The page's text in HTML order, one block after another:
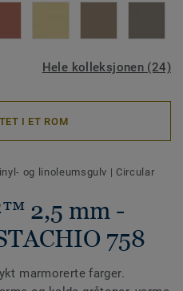
Hele kolleksjonen (24)
I ET ROM
og linoleumsgulv | Circular
2,5 mm -
758
marmorerte farger.